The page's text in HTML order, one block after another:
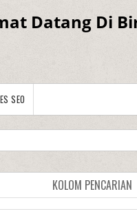
Datang Di
SEO
KOLOM PENCARIAN